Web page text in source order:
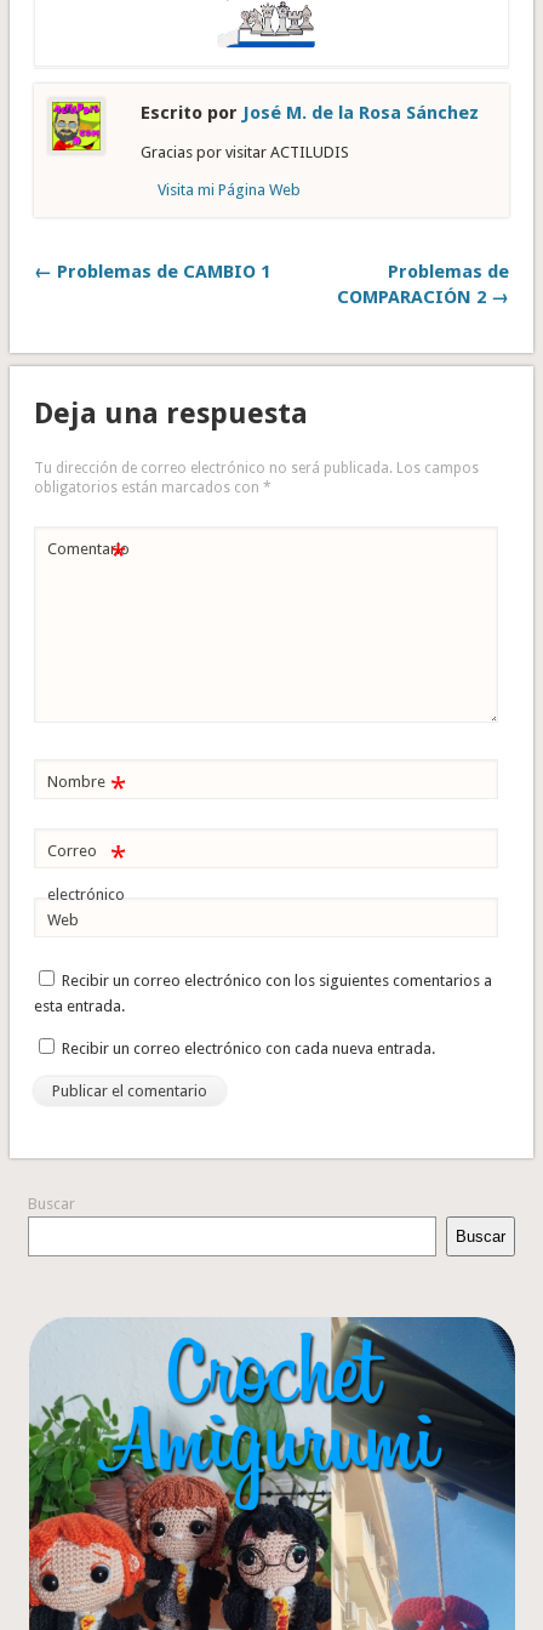
Escrito por José M. de la Rosa Sánchez
Gracias por visitar ACTILUDIS
Visita mi Página Web
← Problemas de CAMBIO 1
Problemas de
COMPARACIÓN 2 →
Deja una respuesta
Tu dirección de correo electrónico no será publicada. Los campos
obligatorios están marcados con *
Comentario
*
Nombre *
Correo
electrónico
*
Web
Recibir un correo electrónico con los siguientes comentarios a
esta entrada.
Recibir un correo electrónico con cada nueva entrada.
Buscar
Buscar